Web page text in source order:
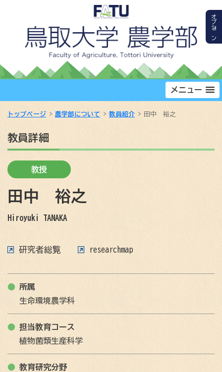
メニュー
トップページ 農学部について 教員紹介 田中 裕之
教員詳細
教授
田中 裕之
Hiroyuki TANAKA
研究者総覧 researchmap
所属
生命環境農学科
担当教育コース
植物菌類生産科学
教育研究分野
オプション